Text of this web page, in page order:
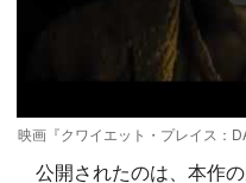
映画『クワイエット・プレイス：
公開されたのは、本作